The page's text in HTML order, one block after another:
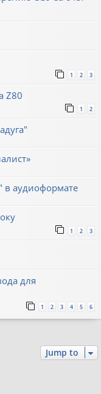
1 2 3
Z80
1 2
в аудиоформате
1 2 3
для
1 2 3 4 5 6
Jump to